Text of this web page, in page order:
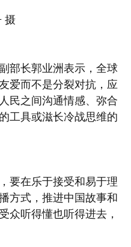
摄
部长郭业洲表示，全球
爱而不是分裂对抗，应
民之间沟通情感、弥合
工具或滋长冷战思维的
要在乐于接受和易于理
方式，推进中国故事和
众听得懂也听得进去，